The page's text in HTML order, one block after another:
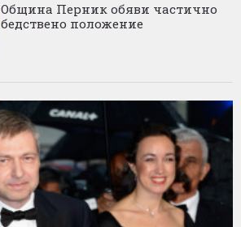
Община Перник обяви частично
бедствено положение